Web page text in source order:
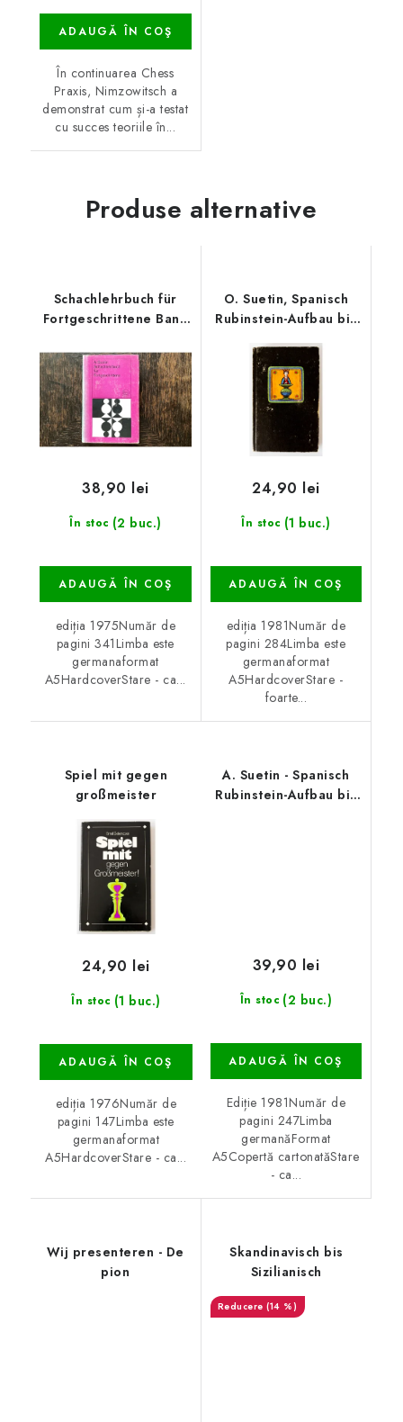
ADAUGĂ ÎN COŞ
În continuarea Chess
Praxis, Nimzowitsch a
demonstrat cum și-a testat
cu succes teoriile în...
Produse alternative
Schachlehrbuch für
Fortgeschrittene Band
În stoc (2 buc.)
38,90 lei
ADAUGĂ ÎN COŞ
ediția 1975Număr de
pagini 341Limba este
germanaformat
A5HardcoverStare - ca...
O. Suetin, Spanisch
Rubinstein-Aufbau bis
În stoc (1 buc.)
24,90 lei
ADAUGĂ ÎN COŞ
ediția 1981Număr de
pagini 284Limba este
germanaformat
A5HardcoverStare -
foarte...
Spiel mit gegen
großmeister
În stoc (1 buc.)
24,90 lei
ADAUGĂ ÎN COŞ
ediția 1976Număr de
pagini 147Limba este
germanaformat
A5HardcoverStare - ca...
A. Suetin - Spanisch
Rubinstein-Aufbau bis
În stoc (2 buc.)
39,90 lei
ADAUGĂ ÎN COŞ
Ediție 1981Număr de
pagini 247Limba
germanăFormat
A5Copertă cartonatăStare
- ca...
Wij presenteren - De
pion
Skandinavisch bis
Sizilianisch
(14 %)